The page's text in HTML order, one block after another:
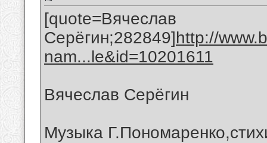
[quote=Вячеслав
Серёгин;282849]http://
nam...le&id=10201611
Вячеслав Серёгин
Музыка